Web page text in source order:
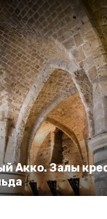
Акко. Залы